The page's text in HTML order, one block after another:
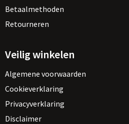
Betaalmethoden
Retourneren
Veilig winkelen
Algemene voorwaarden
Cookieverklaring
Privacyverklaring
Disclaimer